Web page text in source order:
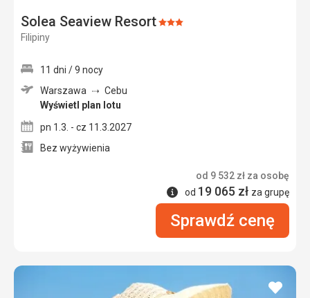
Solea Seaview ResortOcena:
Filipiny
11 dni / 9 nocy
Warszawa
Cebu
Wyświetl plan lotu
pn 1.3. - cz 11.3.2027
Bez wyżywienia
od 9 532 zł za osobę
Informacje
od 19 065 zł za grupę
Sprawdź cenę
dodaj